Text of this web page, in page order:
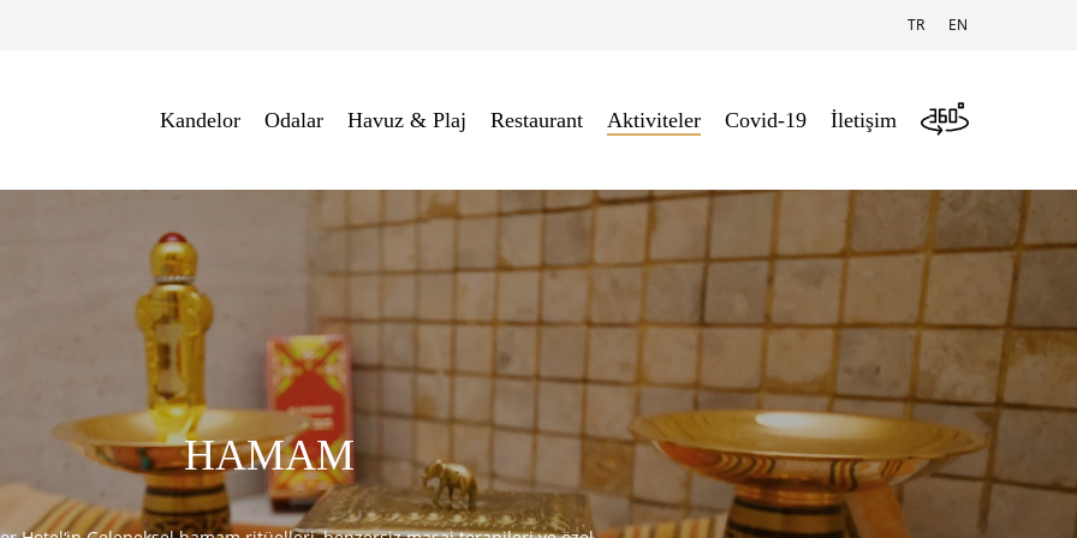
TR EN
Kandelor Odalar Havuz & Plaj Restaurant Aktiviteler Covid-19 İletişim
HAMAM